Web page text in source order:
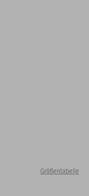
Größentabelle